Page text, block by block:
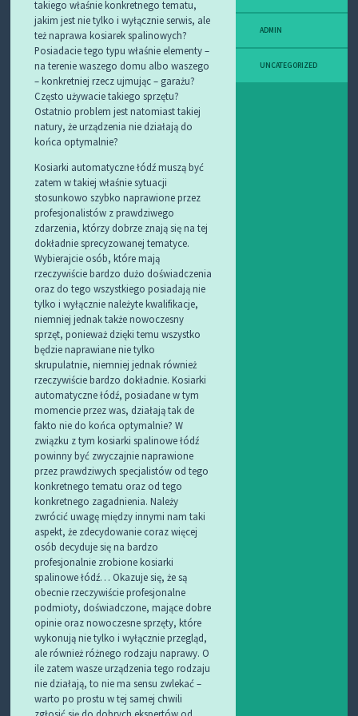
takiego właśnie konkretnego tematu,
jakim jest nie tylko i wyłącznie serwis, ale
też naprawa kosiarek spalinowych?
Posiadacie tego typu właśnie elementy –
na terenie waszego domu albo waszego
– konkretniej rzecz ujmując – garażu?
Często używacie takiego sprzętu?
Ostatnio problem jest natomiast takiej
natury, że urządzenia nie działają do
końca optymalnie?
Kosiarki automatyczne łódź muszą być
zatem w takiej właśnie sytuacji
stosunkowo szybko naprawione przez
profesjonalistów z prawdziwego
zdarzenia, którzy dobrze znają się na tej
dokładnie sprecyzowanej tematyce.
Wybierajcie osób, które mają
rzeczywiście bardzo dużo doświadczenia
oraz do tego wszystkiego posiadają nie
tylko i wyłącznie należyte kwalifikacje,
niemniej jednak także nowoczesny
sprzęt, ponieważ dzięki temu wszystko
będzie naprawiane nie tylko
skrupulatnie, niemniej jednak również
rzeczywiście bardzo dokładnie. Kosiarki
automatyczne łódź, posiadane w tym
momencie przez was, działają tak de
fakto nie do końca optymalnie? W
związku z tym kosiarki spalinowe łódź
powinny być zwyczajnie naprawione
przez prawdziwych specjalistów od tego
konkretnego tematu oraz od tego
konkretnego zagadnienia. Należy
zwrócić uwagę między innymi nam taki
aspekt, że zdecydowanie coraz więcej
osób decyduje się na bardzo
profesjonalnie zrobione kosiarki
spalinowe łódź… Okazuje się, że są
obecnie rzeczywiście profesjonalne
podmioty, doświadczone, mające dobre
opinie oraz nowoczesne sprzęty, które
wykonują nie tylko i wyłącznie przegląd,
ale również różnego rodzaju naprawy. O
ile zatem wasze urządzenia tego rodzaju
nie działają, to nie ma sensu zwlekać –
warto po prostu w tej samej chwili
zgłosić się do dobrych ekspertów od
ADMIN
UNCATEGORIZED